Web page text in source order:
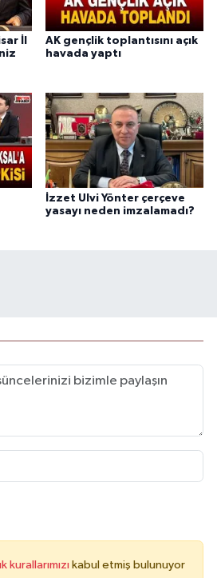
İl
AK gençlik toplantısını açık
havada yaptı
İzzet Ulvi Yönter çerçeve
yasayı neden imzalamadı?
kurallarımızı kabul etmiş bulunuyor